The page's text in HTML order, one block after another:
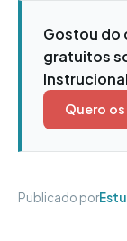
Gostou do
gratuitos
Quero
Publicado por